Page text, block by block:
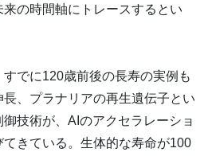
の時間軸にトレースするとい
でに120歳前後の長寿の実例も
、プラナリアの再生遺伝子とい
技術が、AIのアクセラレーショ
きている。生体的な寿命が100